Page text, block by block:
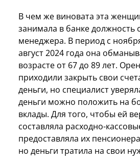
В чем же виновата эта
занимала в банке должность
менеджера. В период с
август 2024 года она
возрасте от 67 до 89 лет.
приходили закрыть свои
деньги, но специалист
деньги можно положить на
вклады. Для того, чтобы ей
составляла расходно-
предоставляла их
но деньги тратила на свои